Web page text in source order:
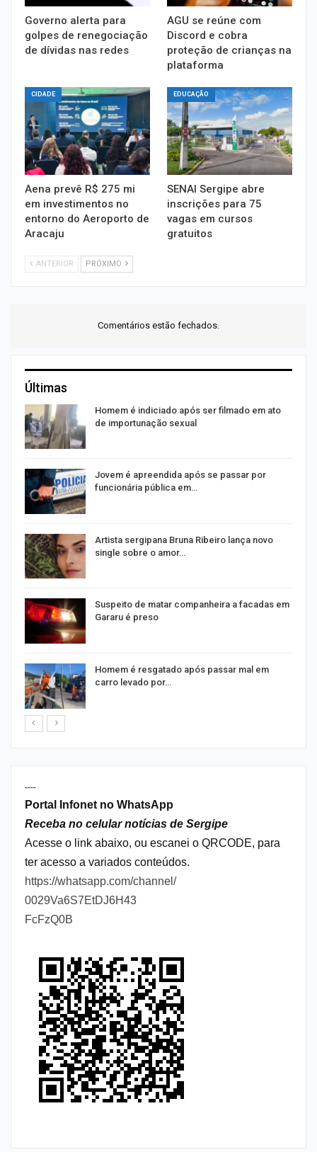
Governo alerta para
golpes de renegociação
de dívidas nas redes
AGU se reúne com
Discord e cobra
proteção de crianças na
plataforma
CIDADE
Aena prevê R$ 275 mi
em investimentos no
entorno do Aeroporto de
Aracaju
EDUCAÇÃO
SENAI Sergipe abre
inscrições para 75
vagas em cursos
gratuitos
ANTERIOR PRÓXIMO
Comentários estão fechados.
Últimas
Homem é indiciado após ser filmado em ato
de importunação sexual
Jovem é apreendida após se passar por
funcionária pública em…
Artista sergipana Bruna Ribeiro lança novo
single sobre o amor…
Suspeito de matar companheira a facadas em
Gararu é preso
Homem é resgatado após passar mal em
carro levado por…
----
Portal Infonet no WhatsApp
Receba no celular notícias de Sergipe
Acesse o link abaixo, ou escanei o QRCODE, para
ter acesso a variados conteúdos.
https://whatsapp.com/channel/
0029Va6S7EtDJ6H43
FcFzQ0B